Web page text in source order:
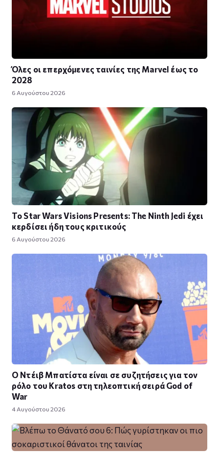
Όλες οι επερχόμενες ταινίες της Marvel έως το
2028
6 Αυγούστου 2026
Το Star Wars Visions Presents: The Ninth Jedi έχει
κερδίσει ήδη τους κριτικούς
6 Αυγούστου 2026
Ο Ντέιβ Μπατίστα είναι σε συζητήσεις για τον
ρόλο του Kratos στη τηλεοπτική σειρά God of
War
4 Αυγούστου 2026